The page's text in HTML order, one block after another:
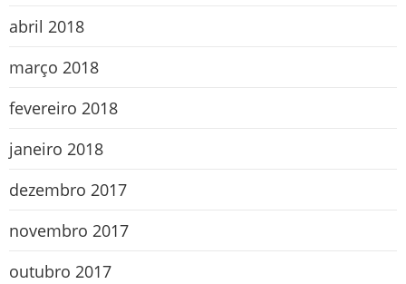
abril 2018
março 2018
fevereiro 2018
janeiro 2018
dezembro 2017
novembro 2017
outubro 2017